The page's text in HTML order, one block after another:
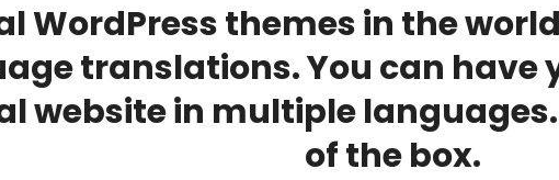
WordPress themes in the
translations. You can have
website in multiple
of the box.